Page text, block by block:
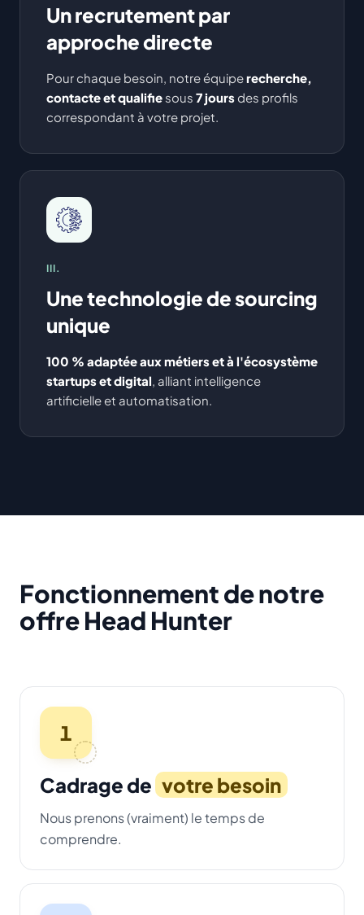
Un recrutement par
approche directe
Pour chaque besoin, notre équiperecherche,
contacte et qualifie sous 7 jours des profils
correspondant à votre projet.
III.
Une technologie de sourcing
unique
100 % adaptée aux métiers et à l'écosystème
startups et digital, alliant intelligence
artificielle et automatisation.
Fonctionnement de notre
offre Head Hunter
1
Cadrage de votre besoin
Nous prenons (vraiment) le temps de
comprendre.